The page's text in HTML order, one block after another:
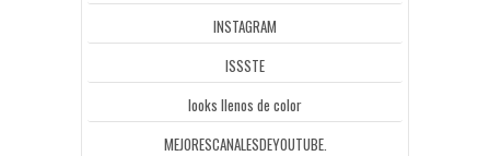
INSTAGRAM
ISSSTE
looks llenos de color
MEJORESCANALESDEYOUTUBE.